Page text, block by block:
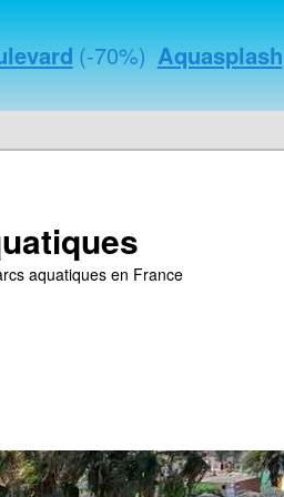
(-70%) Aquasplash
aquatiques en France